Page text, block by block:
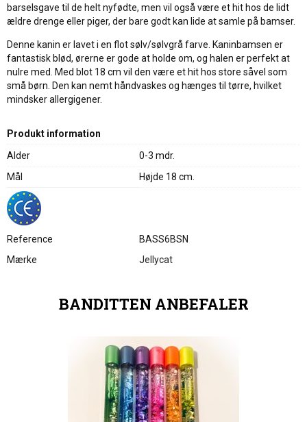
barselsgave til de helt nyfødte, men vil også være et hit hos de lidt
ældre drenge eller piger, der bare godt kan lide at samle på bamser.
Denne kanin er lavet i en flot sølv/sølvgrå farve. Kaninbamsen er
fantastisk blød, ørerne er gode at holde om, og halen er perfekt at
nulre med. Med blot 18 cm vil den være et hit hos store såvel som
små børn. Den kan nemt håndvaskes og hænges til tørre, hvilket
mindsker allergigener.
Produkt information
Alder
0-3 mdr.
Mål
Højde 18 cm.
Reference
BASS6BSN
Mærke
Jellycat
BANDITTEN ANBEFALER